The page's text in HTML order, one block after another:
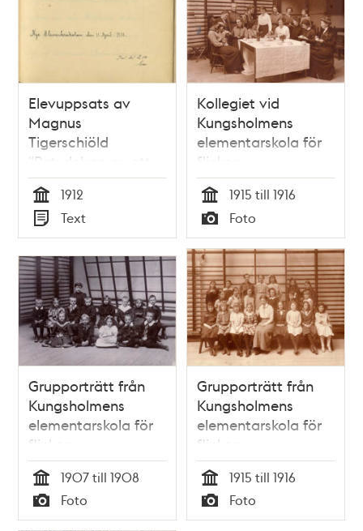
Elevuppsats av
Magnus
Tigerschiöld
"Betydelsen av ett
sunt idrottsliv" - Nya
Elementarskolan VT
1912
Tid
1912
Typ
Text
Kollegiet vid
Kungsholmens
elementarskola för
flickor
Tid
1915 till 1916
Typ
Foto
Grupporträtt från
Kungsholmens
elementarskola för
flickor
Tid
1907 till 1908
Typ
Foto
Grupporträtt från
Kungsholmens
elementarskola för
flickor
Tid
1915 till 1916
Typ
Foto